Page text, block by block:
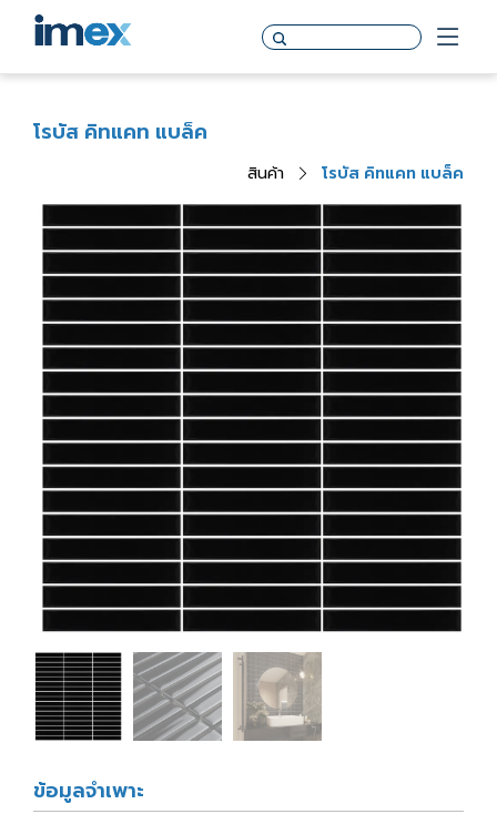
โรบัส คิทแคท แบล็ค
สินค้า โรบัส คิทแคท แบล็ค
ข้อมูลจำเพาะ